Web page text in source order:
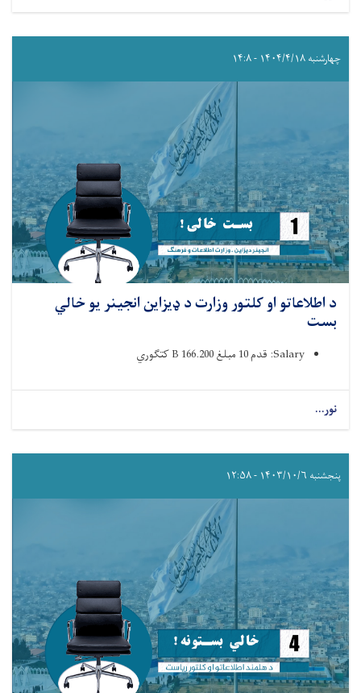
چهارشنبه ۱۴۰۴/۴/۱۸ - ۱۴:۸
د اطلاعاتو او کلتور وزارت د ډیزاین انجینر یو خالي
بست
Salary: قدم 10 مبلغ 166.200 B کتګوري ‌
نور...
پنجشنبه ۱۴۰۳/۱۰/۶ - ۱۲:۵۸